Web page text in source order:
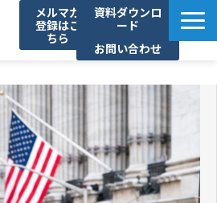
メルマガ
登録はこ
ちら
資料ダウンロ
ード
お問い合わせ
リューション紹介
導入事例
ナー/イベント
コラム